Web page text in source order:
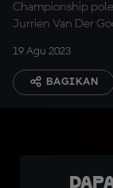
Championship
Jurrien Van Der
19 Agu 2023
BAGIKAN